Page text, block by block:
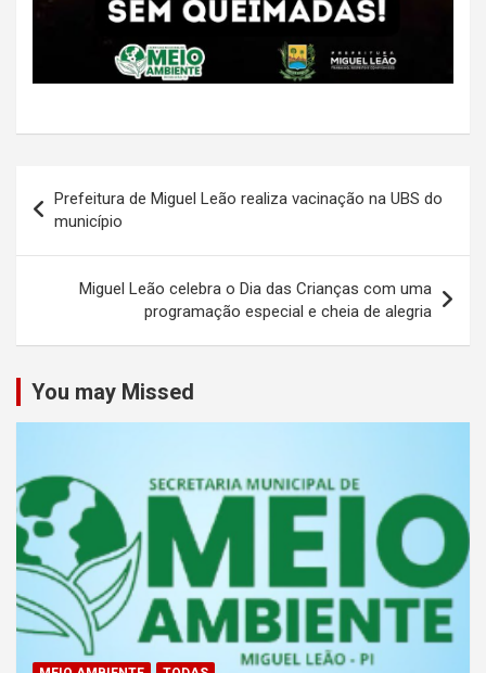
de
Post
Prefeitura de Miguel Leão realiza vacinação na UBS do
município
Miguel Leão celebra o Dia das Crianças com uma
programação especial e cheia de alegria
You may Missed